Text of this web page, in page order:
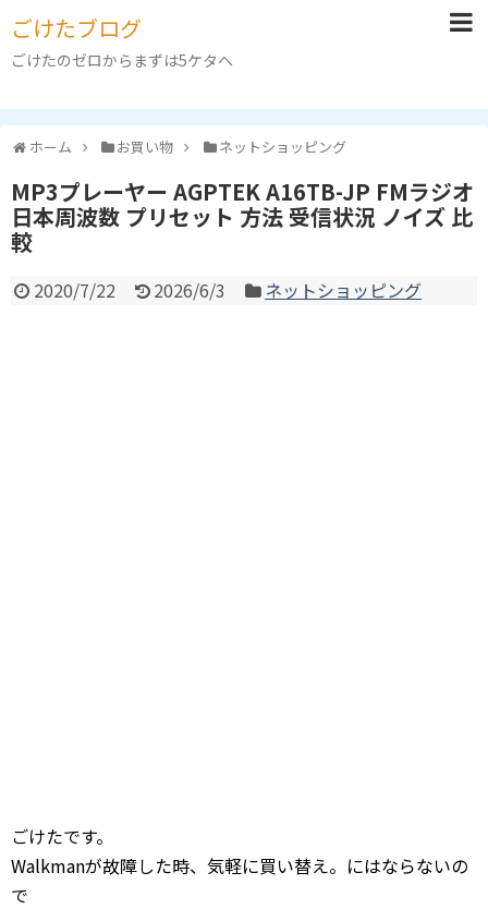
ごけたブログ
ごけたのゼロからまずは5ケタへ
ホーム お買い物 ネットショッピング
MP3プレーヤー AGPTEK A16TB-JP FMラジオ
日本周波数 プリセット 方法 受信状況 ノイズ 比
較
2020/7/22 2026/6/3 ネットショッピング
ごけたです。
Walkmanが故障した時、気軽に買い替え。にはならないの
で